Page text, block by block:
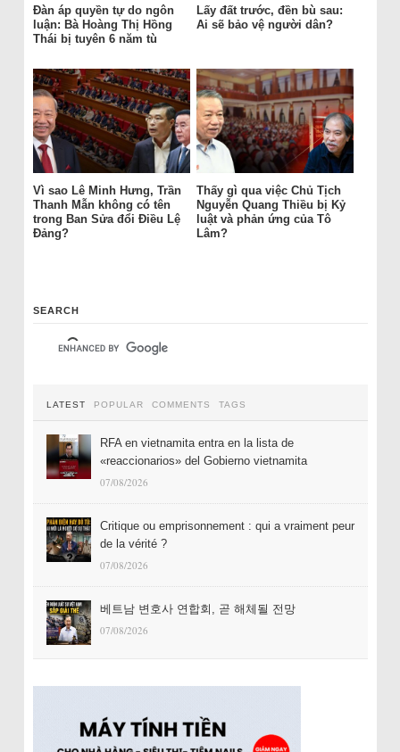
Đàn áp quyền tự do ngôn
luận: Bà Hoàng Thị Hồng
Thái bị tuyên 6 năm tù
Lấy đất trước, đền bù sau:
Ai sẽ bảo vệ người dân?
Vì sao Lê Minh Hưng, Trần
Thanh Mẫn không có tên
trong Ban Sửa đổi Điều Lệ
Đảng?
Thấy gì qua việc Chủ Tịch
Nguyễn Quang Thiều bị Kỷ
luật và phản ứng của Tô
Lâm?
SEARCH
LATEST POPULAR COMMENTS TAGS
RFA en vietnamita entra en la lista de
«reaccionarios» del Gobierno vietnamita
07/08/2026
Critique ou emprisonnement : qui a vraiment peur
de la vérité ?
07/08/2026
베트남 변호사 연합회, 곧 해체될 전망
07/08/2026